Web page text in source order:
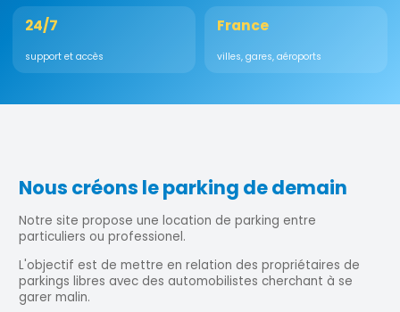
24/7
support et accès
France
villes, gares, aéroports
Nous créons le parking de demain
Notre site propose une location de parking entre
particuliers ou professionel.
L'objectif est de mettre en relation des propriétaires de
parkings libres avec des automobilistes cherchant à se
garer malin.